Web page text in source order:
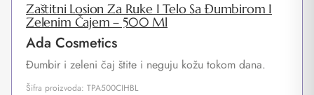
Zaštitni Losion Za Ruke I Telo Sa Đumbirom I
Zelenim Čajem – 500 Ml
Ada Cosmetics
Đumbir i zeleni čaj štite i neguju kožu tokom dana.
Šifra proizvoda: TPA500CIHBL